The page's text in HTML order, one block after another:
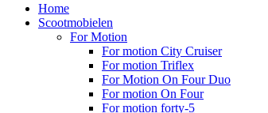
Home
Scootmobielen
For Motion
For motion City Cruiser
For motion Triflex
For Motion On Four Duo
For motion On Four
For motion forty-5